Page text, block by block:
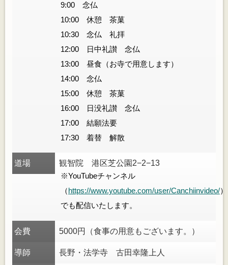
9:00 念仏
10:00 休憩 茶菓
10:30 念仏 礼拝
12:00 日中礼讃 念仏
13:00 昼食（お寺で用意します）
14:00 念仏
15:00 休憩 茶菓
16:00 日没礼讃 念仏
17:00 結願法要
17:30 着替 解散
道場 観智院 港区芝公園2−2−13
※YouTubeチャンネル
（ https://www.youtube.com/user/Canchiinvideo/）
でも配信いたします。
会費 5000円（食事の用意もございます。）
導師 長野・法学寺 古田幸隆上人